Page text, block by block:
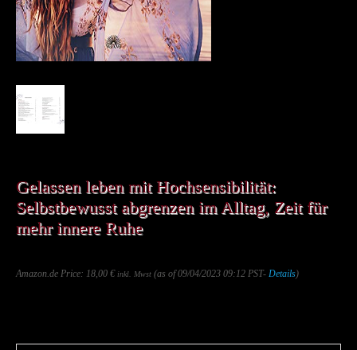
Gelassen leben mit Hochsensibilität:
Selbstbewusst abgrenzen im Alltag, Zeit für
mehr innere Ruhe
Amazon.de Price: 18,00 € inkl. Mwst (as of 09/04/2023 09:12 PST- Details)